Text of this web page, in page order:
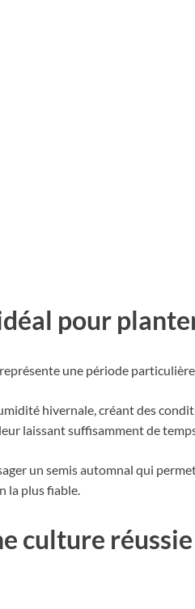
pour
une période
hivernale, créant des
laissant suffisamment de
un semis automnal qui
la plus fiable.
culture réussie